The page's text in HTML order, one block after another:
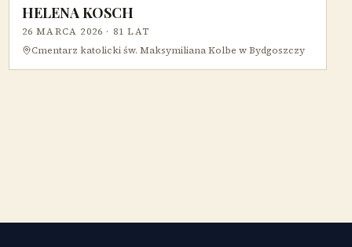
HELENA KOSCH
26 MARCA 2026 · 81 LAT
Cmentarz katolicki św. Maksymiliana Kolbe w Bydgoszczy